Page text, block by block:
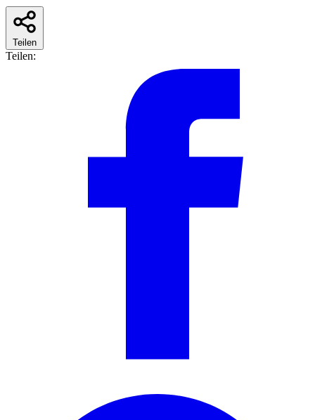
Teilen
Teilen: